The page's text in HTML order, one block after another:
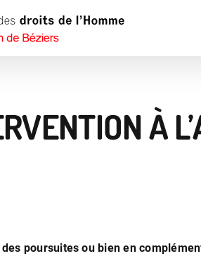
À
poursuites ou bien en